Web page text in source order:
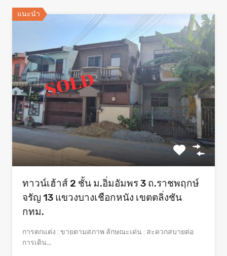
แนะนำ
ทาวน์เฮ้าส์ 2 ชั้น ม.อิ่มอัมพร 3 ถ.ราชพฤกษ์
จรัญ 13 แขวงบางเชือกหนัง เขตตลิ่งชัน
กทม.
การตกแต่ง : ขายตามสภาพ ลักษณะเด่น : สะดวกสบายต่อ
การเดิน...